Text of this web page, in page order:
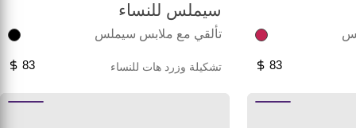
83
سيملس للنساء
تألقي مع ملابس سيملس
تشكيلة وزرد هات للنساء 83